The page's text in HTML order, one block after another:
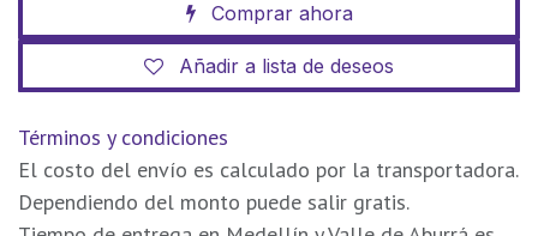
Comprar ahora
Añadir a lista de deseos
Términos y condiciones
El costo del envío es calculado por la transportadora.
Dependiendo del monto puede salir gratis.